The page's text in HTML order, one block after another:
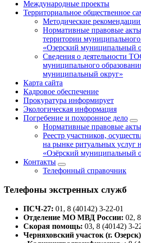
Международные проекты
Территориальное общественное
Методические
Нормативные правовые
территории
«Озерский муниципальный
Сведения о деятельности
муниципального
муниципальный округ»
Карта сайта
Кадровое обеспечение
Прокуратура информирует
Экологическая информация
Погребение и похоронное дело
Нормативные правовые
Реестр участников,
на рынке ритуальных услуг
«Озёрский муниципальный
Контакты
Телефонный справочник
Телефоны экстренных служб
ПСЧ-27: 01, 8 (40142) 3-22-01
Отделение МО МВД России: 02,
Скорая помощь: 03, 8 (40142) 3-
Черняховский участок (г. Озерск)